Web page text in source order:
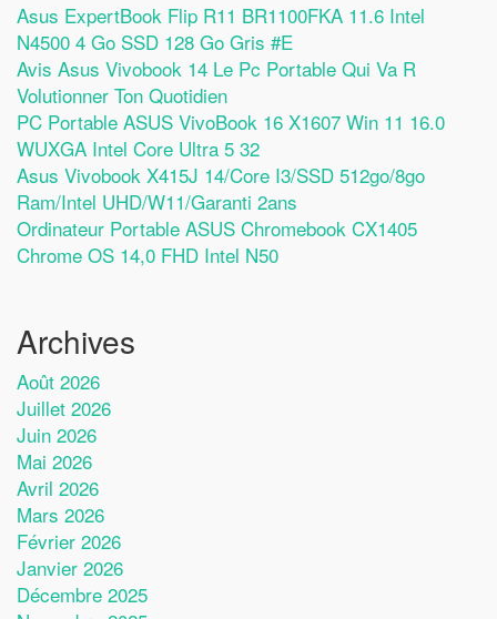
Asus ExpertBook Flip R11 BR1100FKA 11.6 Intel
N4500 4 Go SSD 128 Go Gris #E
Avis Asus Vivobook 14 Le Pc Portable Qui Va R
Volutionner Ton Quotidien
PC Portable ASUS VivoBook 16 X1607 Win 11 16.0
WUXGA Intel Core Ultra 5 32
Asus Vivobook X415J 14/Core I3/SSD 512go/8go
Ram/Intel UHD/W11/Garanti 2ans
Ordinateur Portable ASUS Chromebook CX1405
Chrome OS 14,0 FHD Intel N50
Archives
Août 2026
Juillet 2026
Juin 2026
Mai 2026
Avril 2026
Mars 2026
Février 2026
Janvier 2026
Décembre 2025